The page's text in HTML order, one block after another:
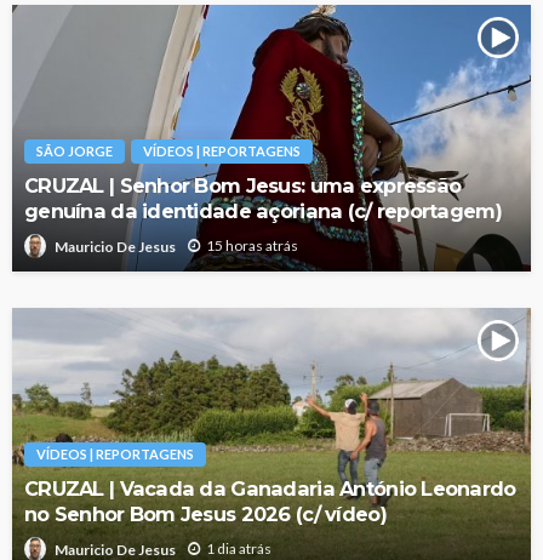
SÃO JORGE VÍDEOS | REPORTAGENS
CRUZAL | Senhor Bom Jesus: uma expressão
genuína da identidade açoriana (c/ reportagem)
Mauricio De Jesus 15 horas atrás
VÍDEOS | REPORTAGENS
CRUZAL | Vacada da Ganadaria António Leonardo
no Senhor Bom Jesus 2026 (c/ vídeo)
Mauricio De Jesus 1 dia atrás